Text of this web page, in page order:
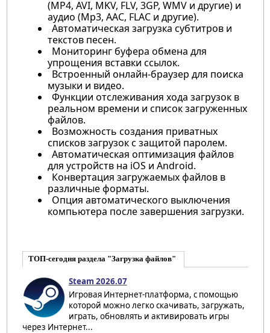
(MP4, AVI, MKV, FLV, 3GP, WMV и другие) и
аудио (Mp3, AAC, FLAC и другие).
Автоматическая загрузка субтитров и
текстов песен.
Мониторинг буфера обмена для
упрощения вставки ссылок.
Встроенный онлайн-браузер для поиска
музыки и видео.
Функции отслеживания хода загрузок в
реальном времени и список загруженных
файлов.
Возможность создания приватных
списков загрузок с защитой паролем.
Автоматическая оптимизация файлов
для устройств на iOS и Android.
Конвертация загружаемых файлов в
различные форматы.
Опция автоматического выключения
компьютера после завершения загрузки.
ТОП-сегодня раздела "Загрузка файлов"
Steam 2026.07
Игровая Интернет-платформа, с помощью
которой можно легко скачивать, загружать,
играть, обновлять и активировать игры
через Интернет...